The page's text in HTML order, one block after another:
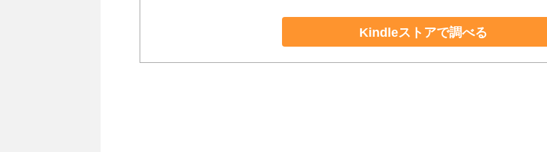
Kindleストアで調べる